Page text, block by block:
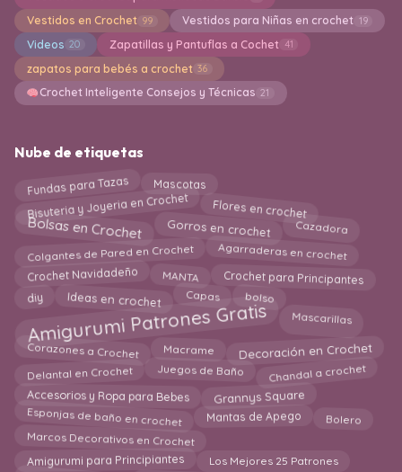
Vestidos en Crochet 99 Vestidos para Niñas en crochet 19
Videos 20 Zapatillas y Pantuflas a Cochet 41
zapatos para bebés a crochet 36
Crochet Inteligente Consejos y Técnicas 21
Nube de etiquetas
Fundas para Tazas Mascotas
Bisuteria y Joyeria en Crochet Flores en crochet
Bolsas en Crochet Gorros en crochet Cazadora
Colgantes de Pared en Crochet Agarraderas en crochet
Crochet Navidadeño MANTA Crochet para Principantes
diy Ideas en crochet Capas bolso
Amigurumi Patrones Gratis Mascarillas
Corazones a Crochet Macrame Decoración en Crochet
Delantal en Crochet Juegos de Baño Chandal a crochet
Accesorios y Ropa para Bebes Grannys Square
Esponjas de baño en crochet Mantas de Apego Bolero
Marcos Decorativos en Crochet
Amigurumi para Principiantes Los Mejores 25 Patrones